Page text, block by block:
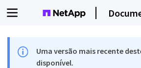
Uma versão mais recente
disponível.